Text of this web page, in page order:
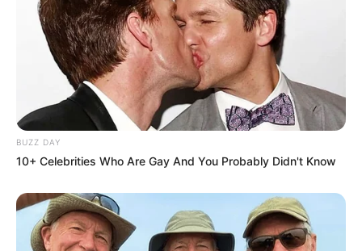
Participe do nosso grupo do
WhatsApp!
notícias de Paraguaçu Paulista e região
Clique aqui para entrar no grupo
BUZZ DAY
10+ Celebrities Who Are Gay And You Probably Didn't Know